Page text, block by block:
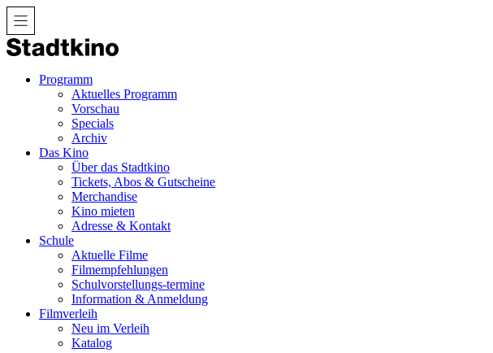
Zum
Inhalt
Programm
Aktuelles Programm
Vorschau
Specials
Archiv
Das Kino
Über das Stadtkino
Tickets, Abos & Gutscheine
Merchandise
Kino mieten
Adresse & Kontakt
Schule
Aktuelle Filme
Filmempfehlungen
Schulvorstellungs-termine
Information & Anmeldung
Filmverleih
Neu im Verleih
Katalog